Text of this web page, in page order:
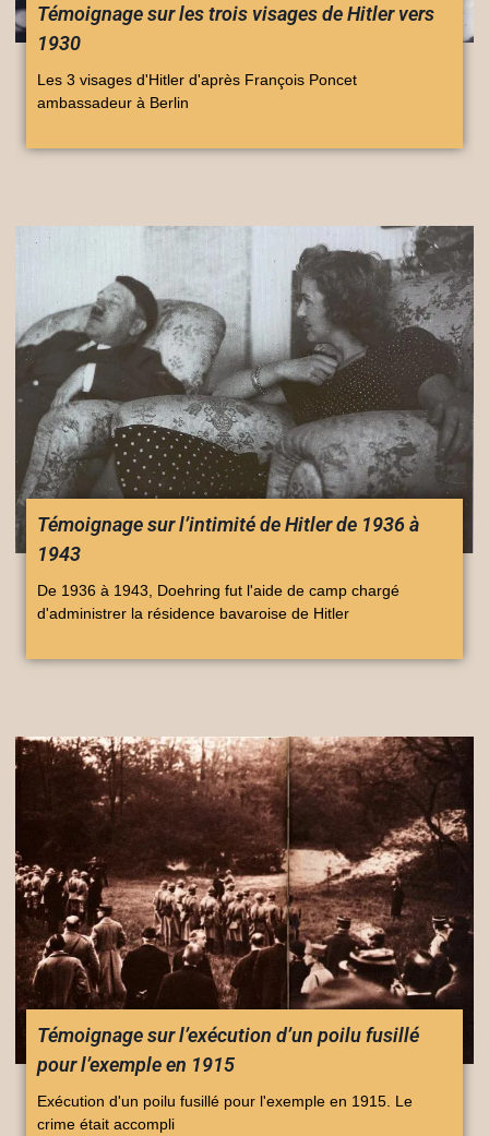
Témoignage sur les trois visages de Hitler vers
1930
Les 3 visages d'Hitler d'après François Poncet
ambassadeur à Berlin
Témoignage sur l’intimité de Hitler de 1936 à
1943
De 1936 à 1943, Doehring fut l'aide de camp chargé
d'administrer la résidence bavaroise de Hitler
Témoignage sur l’exécution d’un poilu fusillé
pour l’exemple en 1915
Exécution d'un poilu fusillé pour l'exemple en 1915. Le
crime était accompli